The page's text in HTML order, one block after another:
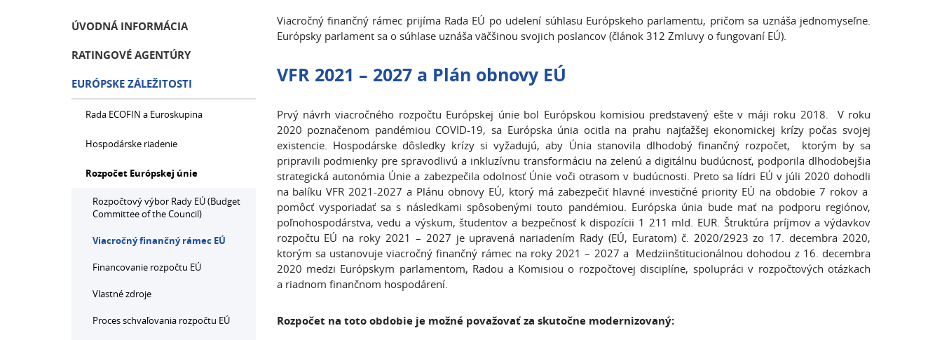
Viacročný finančný rámec prijíma Rada EÚ po udelení súhlasu Európskeho parlamentu, pričom sa uznáša jednomyseľne.
Európsky parlament sa o súhlase uznáša väčšinou svojich poslancov (článok 312 Zmluvy o fungovaní EÚ).
VFR 2021 – 2027 a Plán obnovy EÚ
Prvý návrh viacročného rozpočtu Európskej únie bol Európskou komisiou predstavený ešte v máji roku 2018. V roku
2020 poznačenom pandémiou COVID-19, sa Európska únia ocitla na prahu najťažšej ekonomickej krízy počas svojej
existencie. Hospodárske dôsledky krízy si vyžadujú, aby Únia stanovila dlhodobý finančný rozpočet, ktorým by sa
pripravili podmienky pre spravodlivú a inkluzívnu transformáciu na zelenú a digitálnu budúcnosť, podporila dlhodobejšia
strategická autonómia Únie a zabezpečila odolnosť Únie voči otrasom v budúcnosti. Preto sa lídri EÚ v júli 2020 dohodli
na balíku VFR 2021-2027 a Plánu obnovy EÚ, ktorý má zabezpečiť hlavné investičné priority EÚ na obdobie 7 rokov a
pomôcť vysporiadať sa s následkami spôsobenými touto pandémiou. Európska únia bude mať na podporu regiónov,
poľnohospodárstva, vedu a výskum, študentov a bezpečnosť k dispozícii 1 211 mld. EUR. Štruktúra príjmov a výdavkov
rozpočtu EÚ na roky 2021 – 2027 je upravená nariadením Rady (EÚ, Euratom) č. 2020/2923 zo 17. decembra 2020,
ktorým sa ustanovuje viacročný finančný rámec na roky 2021 – 2027 a Medziinštitucionálnou dohodou z 16. decembra
2020 medzi Európskym parlamentom, Radou a Komisiou o rozpočtovej disciplíne, spolupráci v rozpočtových otázkach
a riadnom finančnom hospodárení.
Rozpočet na toto obdobie je možné považovať za skutočne modernizovaný:
ÚVODNÁ INFORMÁCIA
RATINGOVÉ AGENTÚRY
EURÓPSKE ZÁLEŽITOSTI
Rada ECOFIN a Euroskupina
Hospodárske riadenie
Rozpočet Európskej únie
Rozpočtový výbor Rady EÚ (Budget
Committee of the Council)
Viacročný finančný rámec EÚ
Financovanie rozpočtu EÚ
Vlastné zdroje
Proces schvaľovania rozpočtu EÚ